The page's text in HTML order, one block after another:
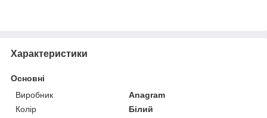
Характеристики
Основні
Виробник
Anagram
Колір
Білий